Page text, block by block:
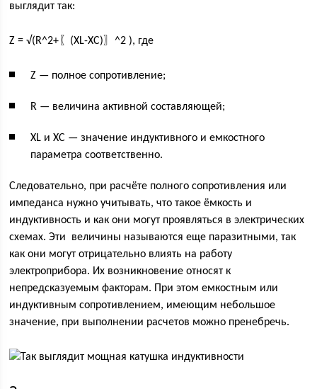
выглядит так:
Z = √(R^2+〖(XL-XC)〗^2 ), где
Z — полное сопротивление;
R — величина активной составляющей;
XL и XC — значение индуктивного и емкостного
параметра соответственно.
Следовательно, при расчёте полного сопротивления или
импеданса нужно учитывать, что такое ёмкость и
индуктивность и как они могут проявляться в электрических
схемах. Эти величины называются еще паразитными, так
как они могут отрицательно влиять на работу
электроприбора. Их возникновение относят к
непредсказуемым факторам. При этом емкостным или
индуктивным сопротивлением, имеющим небольшое
значение, при выполнении расчетов можно пренебречь.